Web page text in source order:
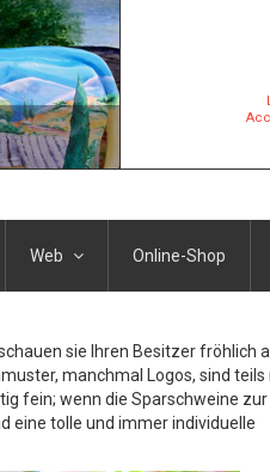
Web Online-Shop
sie Ihren Besitzer fröhlich
manchmal Logos, sind
fein; wenn die Sparschweine
eine tolle und immer individuelle